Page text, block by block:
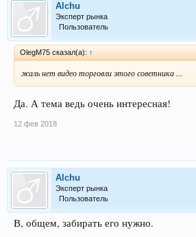
Alchu
Эксперт рынка
Пользователь
OlegM75 сказал(а): ↑
жаль нет видео торговли этого советника ...
Да. А тема ведь очень интересная!
12 фев 2018
Alchu
Эксперт рынка
Пользователь
В, общем, забирать его нужно.